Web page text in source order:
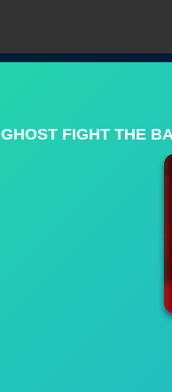
GHOST FIGHT THE